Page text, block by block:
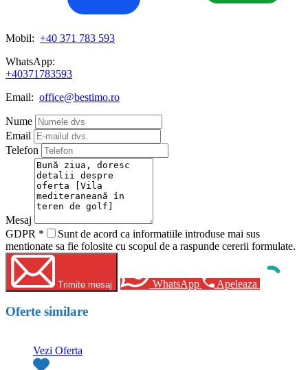
Mobil: +40 371 783 593
WhatsApp:
+40371783593
Email: office@bestimo.ro
Nume
Email
Telefon
Mesaj
GDPR *
Sunt de acord ca informatiile introduse mai sus
mentionate sa fie folosite cu scopul de a raspunde cererii formulate.
Trimite mesaj WhatsApp Apeleaza
Oferte similare
Vezi Oferta